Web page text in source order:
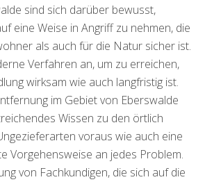
sind sich darüber bewusst,
eine Weise in Angriff zu nehmen, die
als auch für die Natur sicher ist.
Verfahren an, um zu erreichen,
wirksam wie auch langfristig ist.
im Gebiet von Eberswalde
Wissen zu den örtlich
voraus wie auch eine
Vorgehensweise an jedes Problem.
von Fachkundigen, die sich auf die